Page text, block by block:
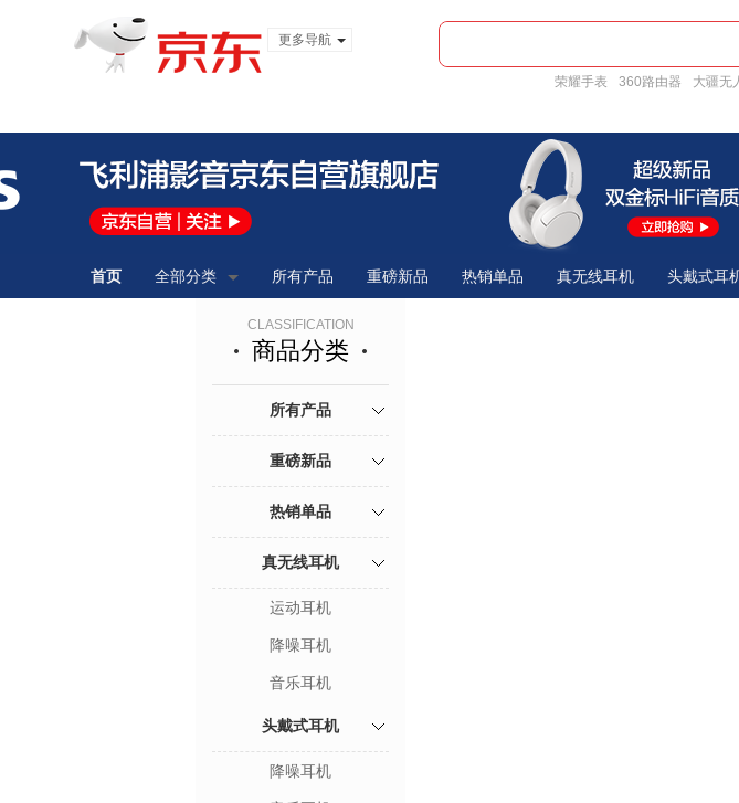
更多导航
荣耀手表 360路由器 大疆无
首页 全部分类 所有产品 重磅新品 热销单品 真无线耳机 头戴式耳
CLASSIFICATION
商品分类
所有产品
重磅新品
热销单品
真无线耳机
运动耳机
降噪耳机
音乐耳机
头戴式耳机
降噪耳机